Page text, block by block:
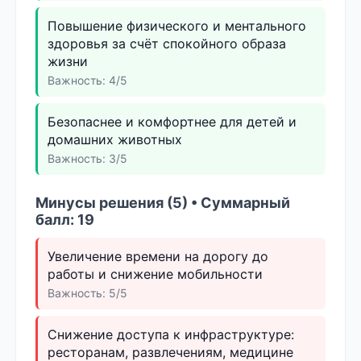
Повышение физического и ментального
здоровья за счёт спокойного образа
жизни
Важность: 4/5
Безопаснее и комфортнее для детей и
домашних животных
Важность: 3/5
Минусы решения (5) • Суммарный
балл: 19
Увеличение времени на дорогу до
работы и снижение мобильности
Важность: 5/5
Снижение доступа к инфраструктуре:
ресторанам, развлечениям, медицине